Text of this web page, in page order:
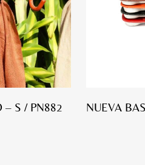
– S / PN882 NUEVA